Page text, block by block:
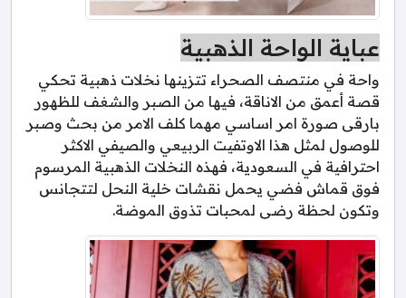
عباية الواحة الذهبية
واحة في منتصف الصحراء تتزينها نخلات ذهبية تحكي
قصة أعمق من الاناقة، فيها من الصبر والشغف للظهور
بارقى صورة امر اساسي مهما كلف الامر من بحث وصبر
للوصول لمثل هذا الاوتفيت الربيعي والصيفي الاكثر
احترافية في السعودية، فهذه النخلات الذهبية المرسوم
فوق قماش فضي يحمل نقشات خلية النحل لتتجانس
وتكون لحظة رضى لمحبات تذوق الموضة.